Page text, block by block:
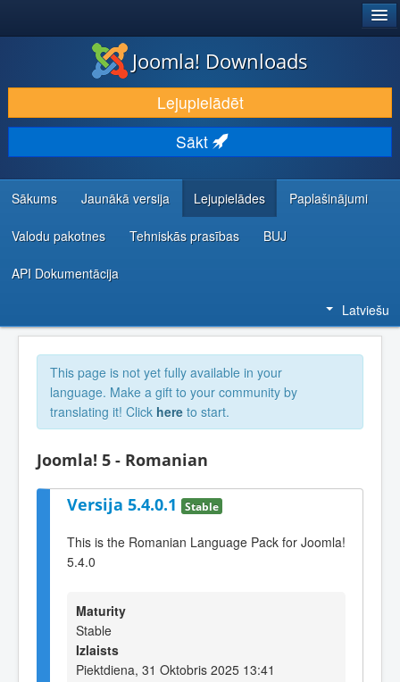
LEJUPIELĀDĒT UN PAPLAŠINĀT
ATKLĀJ UN IEMĀCIES
KOPIENA UN ATBALSTS
IZSTRĀDĀTĀJU RESURSI
Joomla! Downloads
Lejupielādēt
Sākt
Sākums Jaunākā versija Lejupielādes Paplašinājumi
Valodu pakotnes Tehniskās prasības BUJ
API Dokumentācija
Latviešu
This page is not yet fully available in your
language. Make a gift to your community by
translating it! Click here to start.
Joomla! 5 - Romanian
Versija 5.4.0.1 Stable
This is the Romanian Language Pack for Joomla!
5.4.0
Maturity
Stable
Izlaists
Piektdiena, 31 Oktobris 2025 13:41